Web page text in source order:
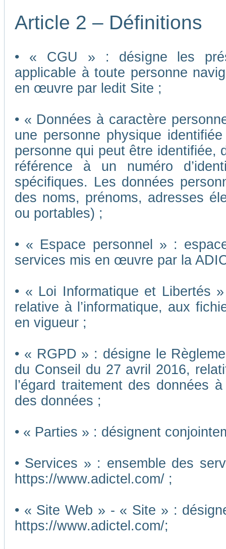
Article 2 – Définitions
• « CGU » : désigne les
applicable à toute personne
en œuvre par ledit Site ;
• « Données à caractère
une personne physique
personne qui peut être identifiée,
référence à un numéro
spécifiques. Les données
des noms, prénoms, adresses
ou portables) ;
• « Espace personnel » :
services mis en œuvre par la
• « Loi Informatique et Libertés
relative à l’informatique, aux
en vigueur ;
• « RGPD » : désigne le
du Conseil du 27 avril 2016,
l’égard traitement des données
des données ;
• « Parties » : désignent
• Services » : ensemble des
https://www.adictel.com/ ;
• « Site Web » - « Site » :
https://www.adictel.com/;